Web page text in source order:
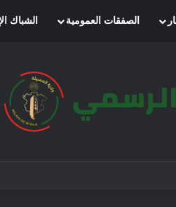
الصفقات العمومية الشباك